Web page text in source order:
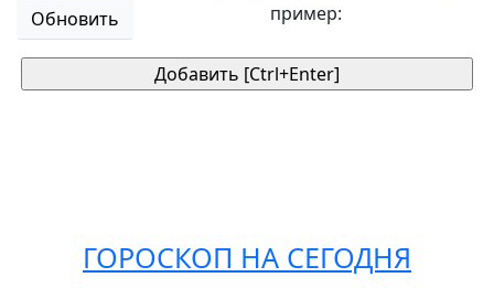
Обновить
пример:
ГОРОСКОП НА СЕГОДНЯ